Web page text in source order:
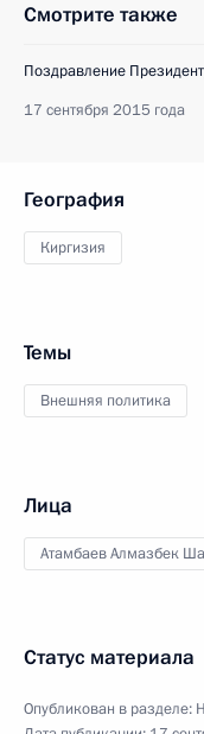
Смотрите также
Поздравление
17 сентября 2015 года
География
Киргизия
Темы
Внешняя политика
Лица
Атамбаев Алмазбек
Статус материала
Опубликован в разделе: